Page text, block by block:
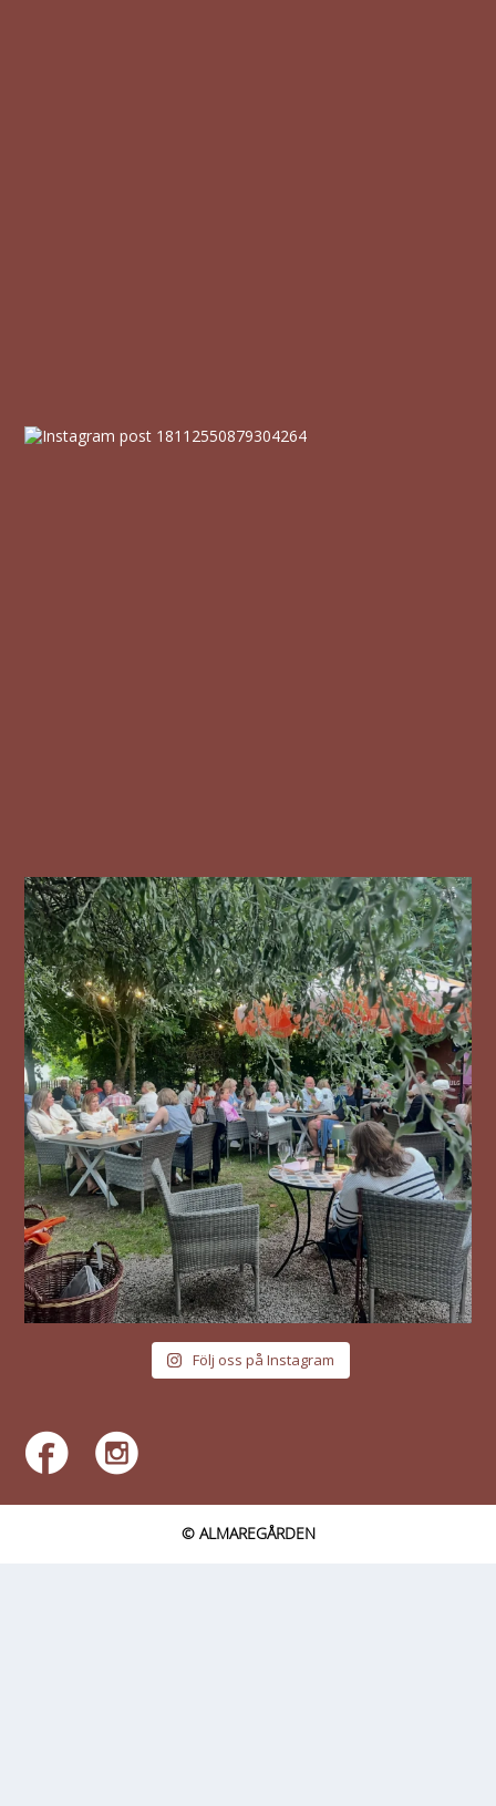
Följ oss på Instagram
© ALMAREGÅRDEN